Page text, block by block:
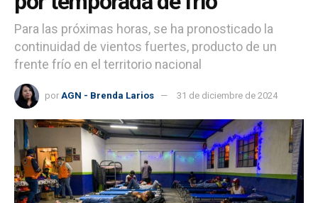
Para las próximas horas, se ha pronosticado la
continuidad de vientos fuertes, producto de un
frente frío en el territorio nacional
por AGN - Brenda Larios 31 de diciembre de 2024